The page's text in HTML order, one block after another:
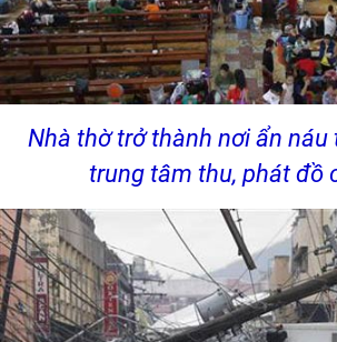
Nhà thờ trở thành nơi ẩn náu
trung tâm thu, phát đồ